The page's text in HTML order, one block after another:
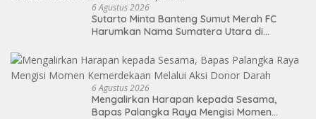
6 Agustus 2026
Sutarto Minta Banteng Sumut Merah FC
Harumkan Nama Sumatera Utara di
6 Agustus 2026
Mengalirkan Harapan kepada Sesama,
Bapas Palangka Raya Mengisi Momen